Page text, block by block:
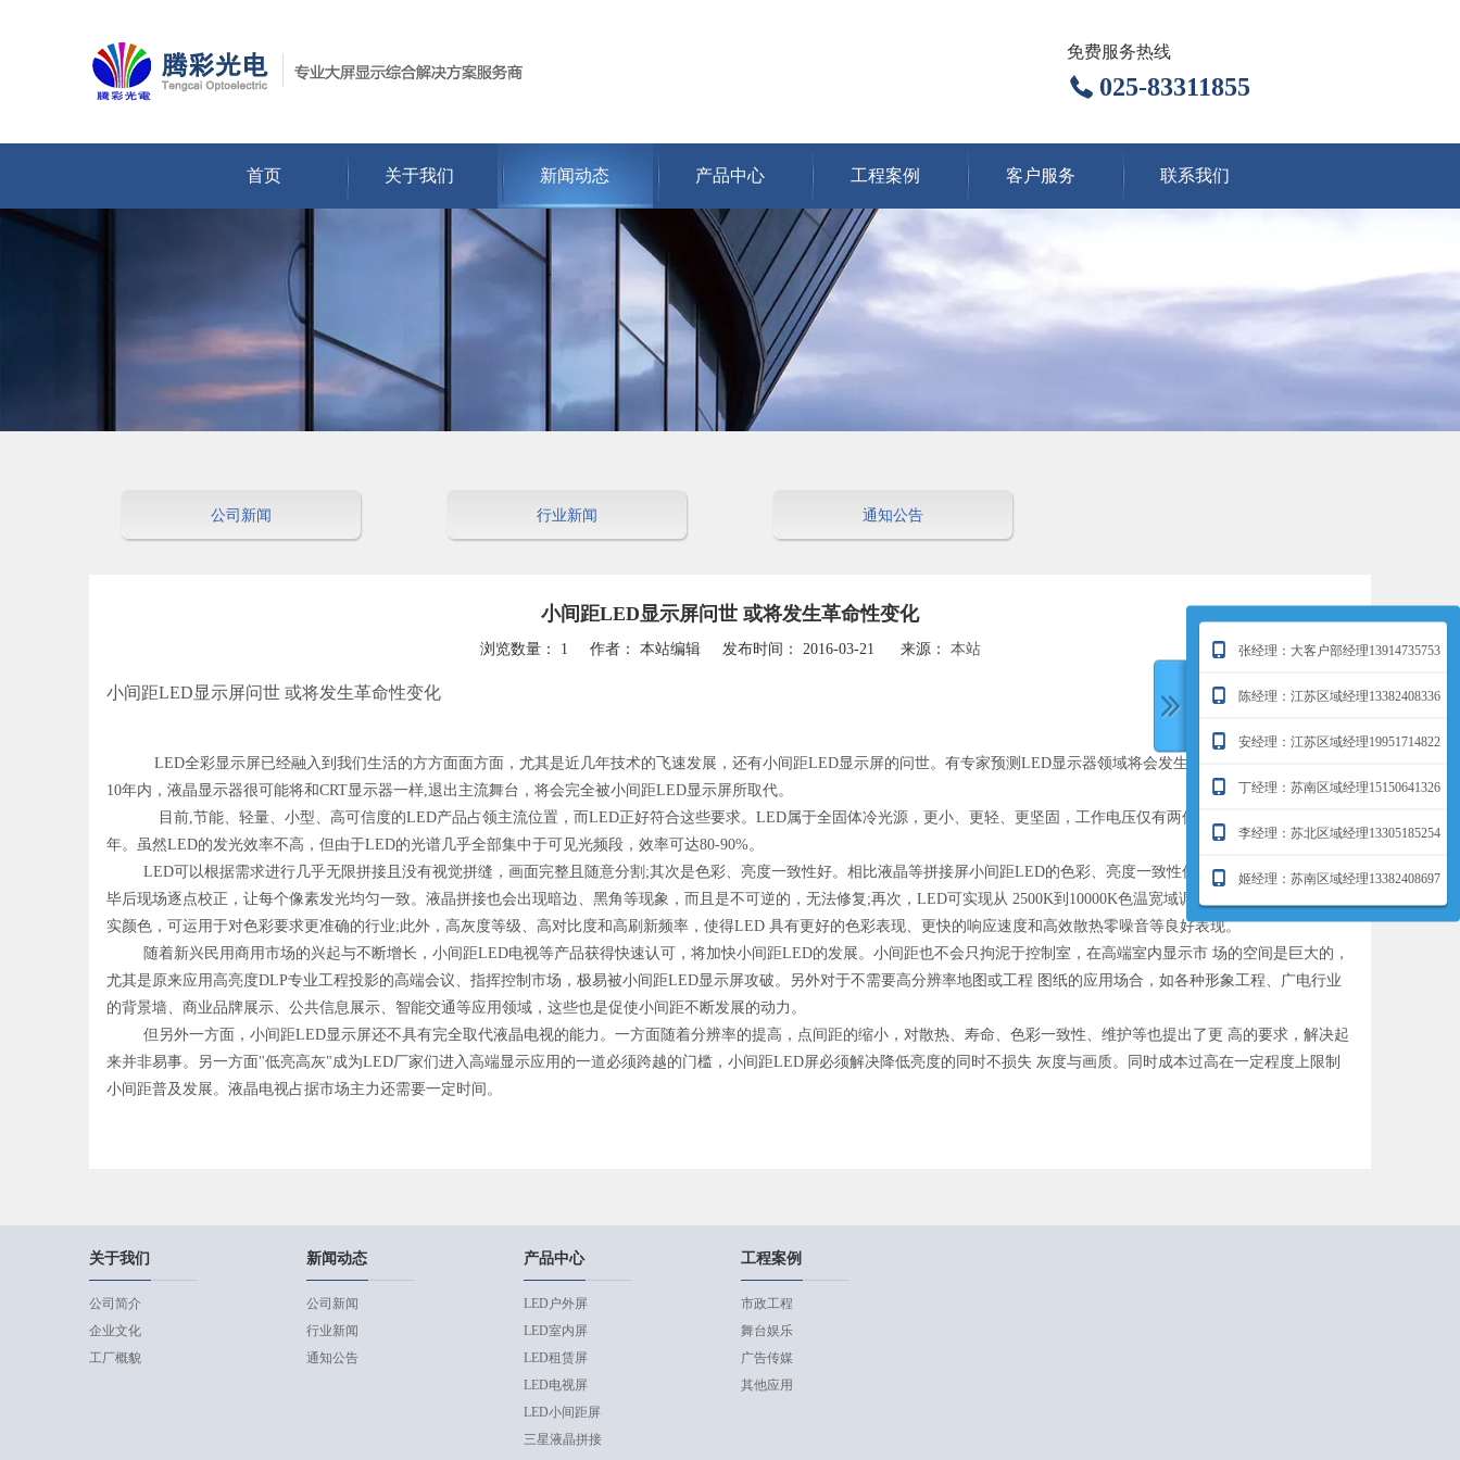
免费服务热线
025-83311855
首页 关于我们 新闻动态 产品中心 工程案例 客户服务 联系我们
公司新闻 行业新闻 通知公告
小间距LED显示屏问世 或将发生革命性变化
浏览数量： 1 作者： 本站编辑 发布时间： 2016-03-21 来源： 本站
["wechat","weibo","qzone","douban","email"]
小间距LED显示屏问世 或将发生革命性变化
LED全彩显示屏已经融入到我们生活的方方面面方面，尤其是近几年技术的飞速发展，还有小间距LED显示屏的问世。有专家预测LED显示器领域将会发生一 次革命性变化。未来
10年内，液晶显示器很可能将和CRT显示器一样,退出主流舞台，将会完全被小间距LED显示屏所取代。
目前,节能、轻量、小型、高可信度的LED产品占领主流位置，而LED正好符合这些要求。LED属于全固体冷光源，更小、更轻、更坚固，工作电压仅有两伏 特，使用寿命长达十多
年。虽然LED的发光效率不高，但由于LED的光谱几乎全部集中于可见光频段，效率可达80-90%。
LED可以根据需求进行几乎无限拼接且没有视觉拼缝，画面完整且随意分割;其次是色彩、亮度一致性好。相比液晶等拼接屏小间距LED的色彩、亮度一致性优 势明显，并可在安装完
毕后现场逐点校正，让每个像素发光均匀一致。液晶拼接也会出现暗边、黑角等现象，而且是不可逆的，无法修复;再次，LED可实现从 2500K到10000K色温宽域调节，色域广泛，还原真
实颜色，可运用于对色彩要求更准确的行业;此外，高灰度等级、高对比度和高刷新频率，使得LED 具有更好的色彩表现、更快的响应速度和高效散热零噪音等良好表现。
随着新兴民用商用市场的兴起与不断增长，小间距LED电视等产品获得快速认可，将加快小间距LED的发展。小间距也不会只拘泥于控制室，在高端室内显示市 场的空间是巨大的，
尤其是原来应用高亮度DLP专业工程投影的高端会议、指挥控制市场，极易被小间距LED显示屏攻破。另外对于不需要高分辨率地图或工程 图纸的应用场合，如各种形象工程、广电行业
的背景墙、商业品牌展示、公共信息展示、智能交通等应用领域，这些也是促使小间距不断发展的动力。
但另外一方面，小间距LED显示屏还不具有完全取代液晶电视的能力。一方面随着分辨率的提高，点间距的缩小，对散热、寿命、色彩一致性、维护等也提出了更 高的要求，解决起
来并非易事。另一方面"低亮高灰"成为LED厂家们进入高端显示应用的一道必须跨越的门槛，小间距LED屏必须解决降低亮度的同时不损失 灰度与画质。同时成本过高在一定程度上限制
小间距普及发展。液晶电视占据市场主力还需要一定时间。
关于我们
公司简介
企业文化
工厂概貌
张经理：大客户部经理13914735753
陈经理：江苏区域经理13382408336
安经理：江苏区域经理19951714822
丁经理：苏南区域经理15150641326
李经理：苏北区域经理13305185254
姬经理：苏南区域经理13382408697
新闻动态
公司新闻
行业新闻
通知公告
产品中心
LED户外屏
LED室内屏
LED租赁屏
LED电视屏
LED小间距屏
三星液晶拼接
工程案例
市政工程
舞台娱乐
广告传媒
其他应用